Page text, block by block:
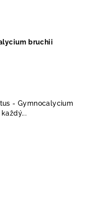
bruchii
- Gymnocalycium